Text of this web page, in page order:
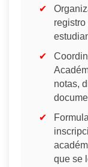
notas,
que se